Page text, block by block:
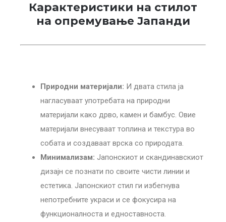
Карактеристики на стилот
на опремување Јапанди
Природни материјали: И двата стила ја
нагласуваат употребата на природни
материјали како дрво, камен и бамбус. Овие
материјали внесуваат топлина и текстура во
собата и создаваат врска со природата.
Минимализам: Jапонскиот и скандинавскиот
дизајн се познати по своите чисти линии и
естетика. Јапонскиот стил ги избегнува
непотребните украси и се фокусира на
функционалноста и едноставноста.